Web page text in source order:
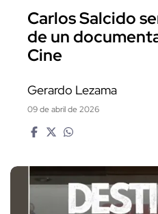
Carlos Salcido
de un
Cine
Gerardo Lezama
09 de abril de 2026